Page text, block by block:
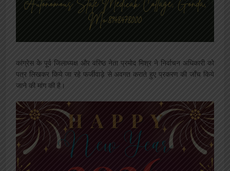
कांग्रेस के पूर्व जिलाध्यक्ष और वरिष्ठ नेता प्रमोद मिश्र ने निर्वाचन अधिकारी को
पत्र लिखकर किये जा रहे फर्जीवाड़े से अवगत कराते हुए प्रकरण की जाँच किये
जाने की मांग की है।